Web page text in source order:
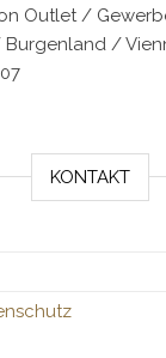
Outlet /
Burgenland /
KONTAKT